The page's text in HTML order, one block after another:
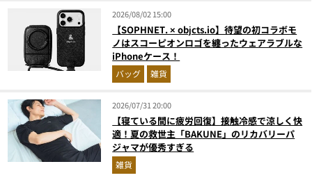
2026/08/02 15:00
【SOPHNET. × objcts.io】待望の初コラボモ
ノはスコーピオンロゴを纏ったウェアラブルな
iPhoneケース！
バッグ 雑貨
2026/07/31 20:00
【寝ている間に疲労回復】接触冷感で涼しく快
適！夏の救世主「BAKUNE」のリカバリーパ
ジャマが優秀すぎる
雑貨